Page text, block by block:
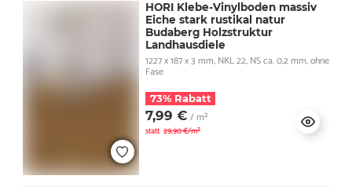
HORI Klebe-Vinylboden massiv
Eiche stark rustikal natur
Budaberg Holzstruktur
Landhausdiele
1227 x 187 x 3 mm, NKL 22, NS ca. 0,2 mm, ohne
Fase
73% Rabatt
7,99 € / m²
statt 29,90 €/m²